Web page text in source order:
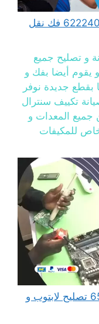
فني تكييف مركزي هندي الكويت 62224041 فك نقل
و تصليح جميع
يقوم أيضا بفك و
بقطع جديدة نوفر
تكييف سنترال
جميع المعدات و
خاص للمكيفات
مهندس كمبيوتر النويصيب 65511033 تصليح لابتوب و